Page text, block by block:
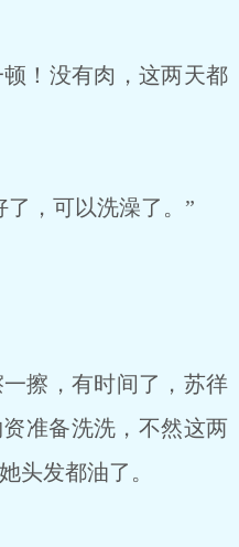
！没有肉，这两天都
，可以洗澡了。”
擦，有时间了，苏徉
准备洗洗，不然这两
头发都油了。